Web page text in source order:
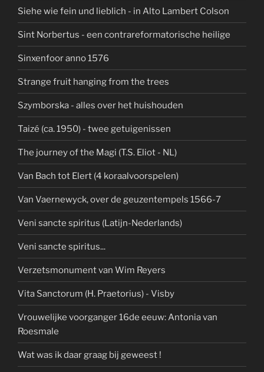
Siehe wie fein und lieblich - in Alto Lambert Colson
Sint Norbertus - een contrareformatorische heilige
Sinxenfoor anno 1576
Strange fruit hanging from the trees
Szymborska - alles over het huishouden
Taizé (ca. 1950) - twee getuigenissen
The journey of the Magi (T.S. Eliot - NL)
Van Bach tot Elert (4 koraalvoorspelen)
Van Vaernewyck, over de geuzentempels 1566-7
Veni sancte spiritus (Latijn-Nederlands)
Veni sancte spiritus...
Verzetsmonument van Wim Reyers
Vita Sanctorum (H. Praetorius) - Visby
Vrouwelijke voorganger 16de eeuw: Antonia van
Roesmale
Wat was ik daar graag bij geweest !